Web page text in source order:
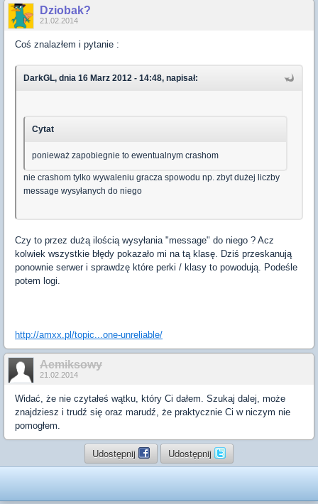
Dziobak?
21.02.2014
Coś znalazłem i pytanie :
DarkGL, dnia 16 Marz 2012 - 14:48, napisał:
Cytat
ponieważ zapobiegnie to ewentualnym crashom
nie crashom tylko wywaleniu gracza spowodu np. zbyt dużej liczby
message wysyłanych do niego
Czy to przez dużą ilością wysyłania "message" do niego ? Acz
kolwiek wszystkie błędy pokazało mi na tą klasę. Dziś przeskanują
ponownie serwer i sprawdzę które perki / klasy to powodują. Podeśle
potem logi.
http://amxx.pl/topic...one-unreliable/
Aemiksowy
21.02.2014
Widać, że nie czytałeś wątku, który Ci dałem. Szukaj dalej, może
znajdziesz i trudź się oraz marudź, że praktycznie Ci w niczym nie
pomogłem.
Udostępnij Udostępnij